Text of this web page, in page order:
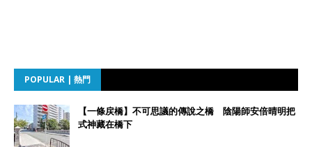
POPULAR | 熱門
【一條戻橋】不可思議的傳說之橋 陰陽師安倍晴明把
式神藏在橋下